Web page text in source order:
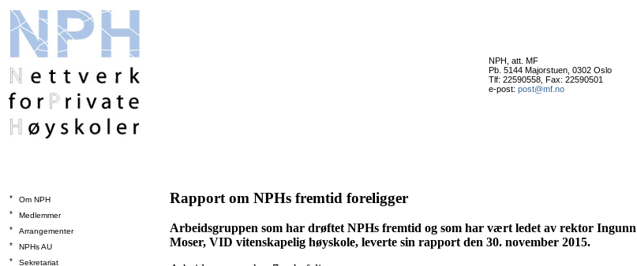
NPH, att. MF
Pb. 5144 Majorstuen, 0302 Oslo
Tlf: 22590558, Fax: 22590501
e-post: post@mf.no
*
Om NPH
*
Medlemmer
*
Arrangementer
*
NPHs AU
*
Sekretariat
Rapport om NPHs fremtid foreligger
Arbeidsgruppen som har drøftet NPHs fremtid og som har vært ledet av rektor Ingunn
Moser, VID vitenskapelig høyskole, leverte sin rapport den 30. november 2015.